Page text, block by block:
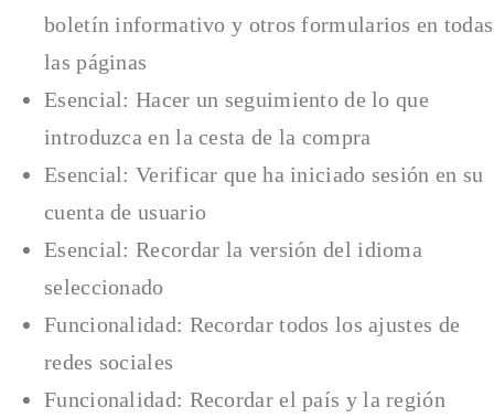
boletín informativo y otros formularios en todas
las páginas
Esencial: Hacer un seguimiento de lo que
introduzca en la cesta de la compra
Esencial: Verificar que ha iniciado sesión en su
cuenta de usuario
Esencial: Recordar la versión del idioma
seleccionado
Funcionalidad: Recordar todos los ajustes de
redes sociales
Funcionalidad: Recordar el país y la región